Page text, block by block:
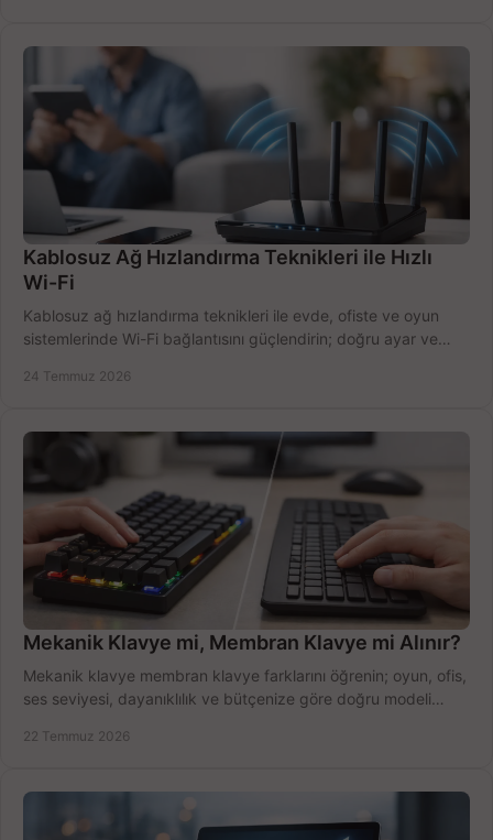
Kablosuz Ağ Hızlandırma Teknikleri ile Hızlı
Wi-Fi
Kablosuz ağ hızlandırma teknikleri ile evde, ofiste ve oyun
sistemlerinde Wi-Fi bağlantısını güçlendirin; doğru ayar ve
24 Temmuz 2026
Mekanik Klavye mi, Membran Klavye mi Alınır?
Mekanik klavye membran klavye farklarını öğrenin; oyun, ofis,
ses seviyesi, dayanıklılık ve bütçenize göre doğru modeli
22 Temmuz 2026